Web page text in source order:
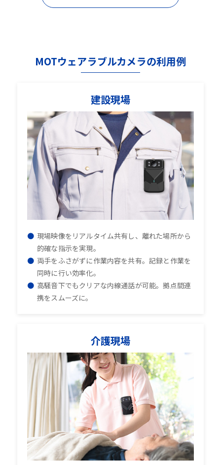
MOTウェアラブルカメラの利用例
建設現場
現場映像をリアルタイム共有し、離れた場所から
的確な指示を実現。
両手をふさがずに作業内容を共有。記録と作業を
同時に行い効率化。
高騒音下でもクリアな内線通話が可能。拠点間連
携をスムーズに。
介護現場